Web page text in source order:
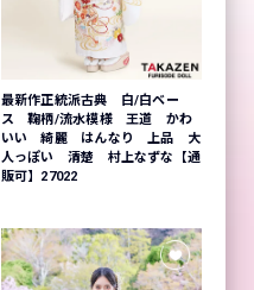
最新作正統派古典 白/白ベー
ス 鞠柄/流水模様 王道 かわ
いい 綺麗 はんなり 上品 大
人っぽい 清楚 村上なずな【通
販可】27022